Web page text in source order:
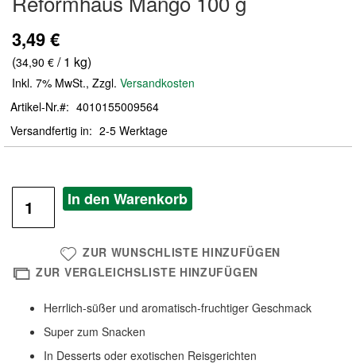
der
Bildergalerie
springen
3,49 €
(34,90 € / 1 kg)
Inkl. 7% MwSt., Zzgl. Versandkosten
Artikel-Nr.
4010155009564
Versandfertig in
2-5 Werktage
In den Warenkorb
ZUR WUNSCHLISTE HINZUFÜGEN
ZUR VERGLEICHSLISTE HINZUFÜGEN
Herrlich-süßer und aromatisch-fruchtiger Geschmack
Super zum Snacken
In Desserts oder exotischen Reisgerichten